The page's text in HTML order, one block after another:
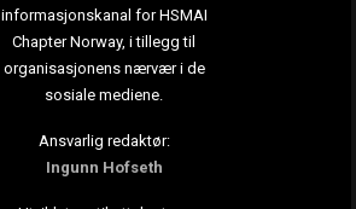
informasjonskanal for HSMAI
Chapter Norway, i tillegg til
organisasjonens nærvær i de
sosiale mediene.
Ansvarlig redaktør:
Ingunn Hofseth